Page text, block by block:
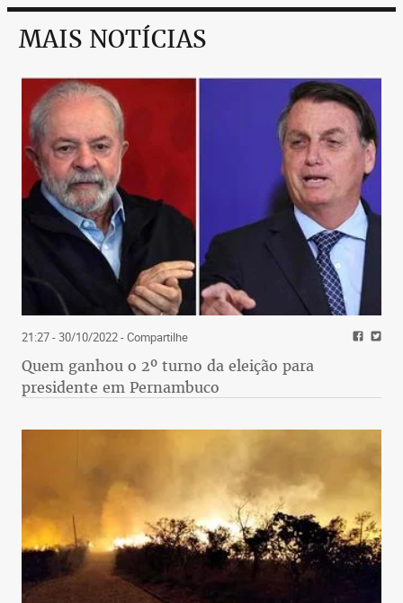
MAIS NOTÍCIAS
21:27 - 30/10/2022- Compartilhe
Quem ganhou o 2º turno da eleição para
presidente em Pernambuco